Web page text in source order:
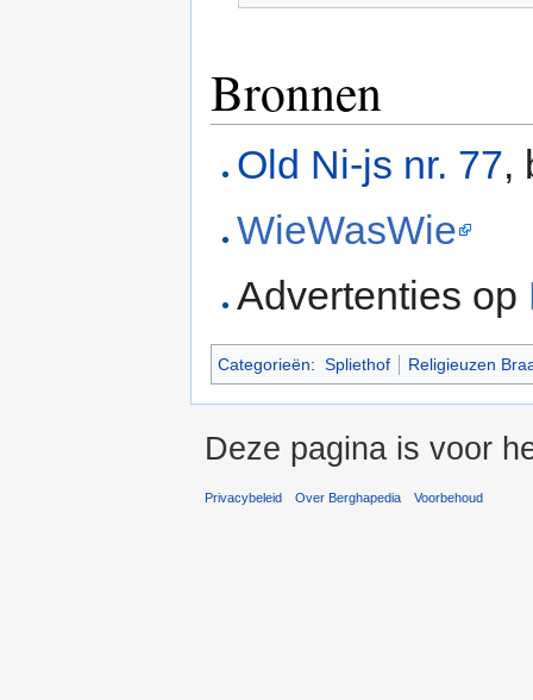
Bronnen
Old Ni-js nr. 77,
WieWasWie
Advertenties op
Categorieën: Spliethof Religieuzen
Deze pagina is voor
Privacybeleid Over Berghapedia Voorbehoud